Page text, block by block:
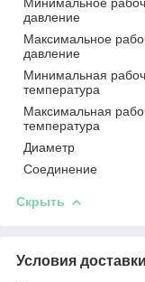
давление
Максимальное
давление
Минимальная
температура
Максимальная
температура
Диаметр
Соединение
Скрыть
Условия доставки